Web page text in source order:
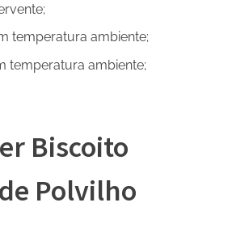
temperatura ambiente;
temperatura ambiente;
Biscoito
Polvilho